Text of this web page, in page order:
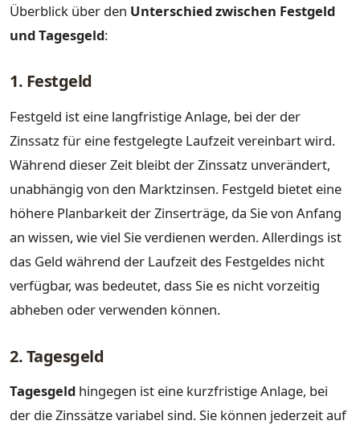
Überblick über den Unterschied zwischen Festgeld
und Tagesgeld:
1. Festgeld
Festgeld ist eine langfristige Anlage, bei der der
Zinssatz für eine festgelegte Laufzeit vereinbart wird.
Während dieser Zeit bleibt der Zinssatz unverändert,
unabhängig von den Marktzinsen. Festgeld bietet eine
höhere Planbarkeit der Zinserträge, da Sie von Anfang
an wissen, wie viel Sie verdienen werden. Allerdings ist
das Geld während der Laufzeit des Festgeldes nicht
verfügbar, was bedeutet, dass Sie es nicht vorzeitig
abheben oder verwenden können.
2. Tagesgeld
Tagesgeld hingegen ist eine kurzfristige Anlage, bei
der die Zinssätze variabel sind. Sie können jederzeit auf